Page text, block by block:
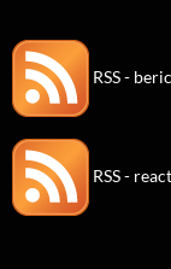
RSS -
RSS -